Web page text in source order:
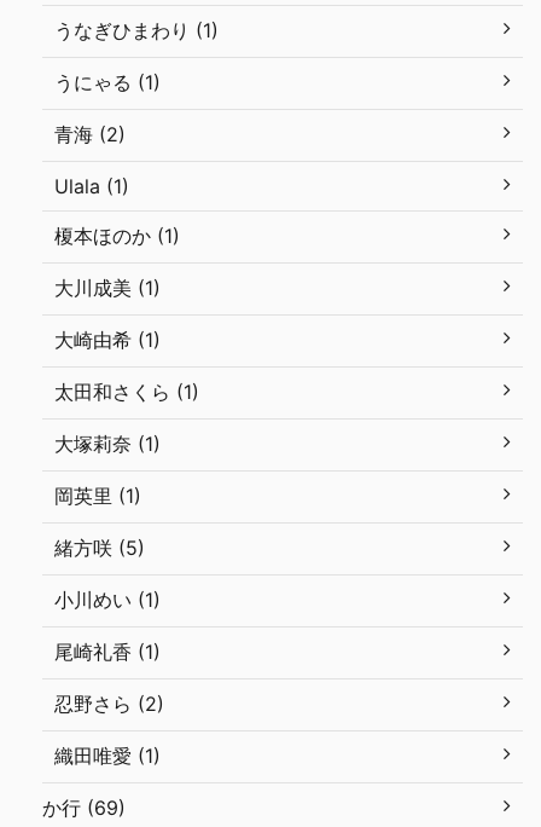
うなぎひまわり (1)
うにゃる (1)
青海 (2)
Ulala (1)
榎本ほのか (1)
大川成美 (1)
大崎由希 (1)
太田和さくら (1)
大塚莉奈 (1)
岡英里 (1)
緒方咲 (5)
小川めい (1)
尾崎礼香 (1)
忍野さら (2)
織田唯愛 (1)
か行 (69)